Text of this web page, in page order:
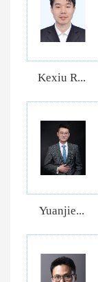
Kexiu R...
Yuanjie...